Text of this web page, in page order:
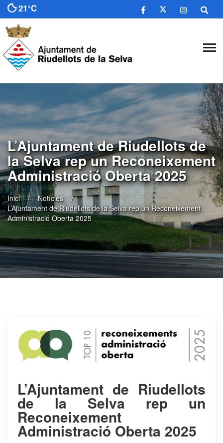
21°C
​L’Ajuntament de Riudellots de
la Selva rep un Reconeixement
Administració Oberta 2025
Inici
Notícies
​L’Ajuntament de Riudellots de la Selva rep un Reconeixement
Administració Oberta 2025
​L’Ajuntament de Riudellots
de la Selva rep un
Reconeixement
Administració Oberta 2025